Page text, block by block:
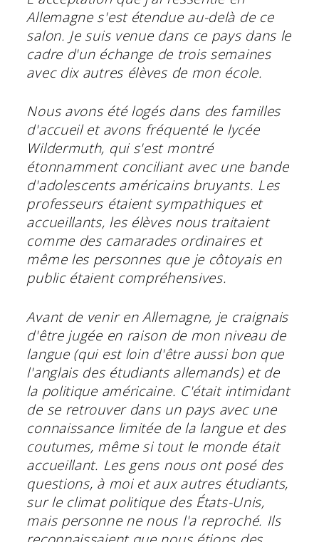
Allemagne s'est étendue au-delà de ce
salon. Je suis venue dans ce pays dans le
cadre d'un échange de trois semaines
avec dix autres élèves de mon école.
Nous avons été logés dans des familles
d'accueil et avons fréquenté le lycée
Wildermuth, qui s'est montré
étonnamment conciliant avec une bande
d'adolescents américains bruyants. Les
professeurs étaient sympathiques et
accueillants, les élèves nous traitaient
comme des camarades ordinaires et
même les personnes que je côtoyais en
public étaient compréhensives.
Avant de venir en Allemagne, je craignais
d'être jugée en raison de mon niveau de
langue (qui est loin d'être aussi bon que
l'anglais des étudiants allemands) et de
la politique américaine. C'était intimidant
de se retrouver dans un pays avec une
connaissance limitée de la langue et des
coutumes, même si tout le monde était
accueillant. Les gens nous ont posé des
questions, à moi et aux autres étudiants,
sur le climat politique des États-Unis,
mais personne ne nous l'a reproché. Ils